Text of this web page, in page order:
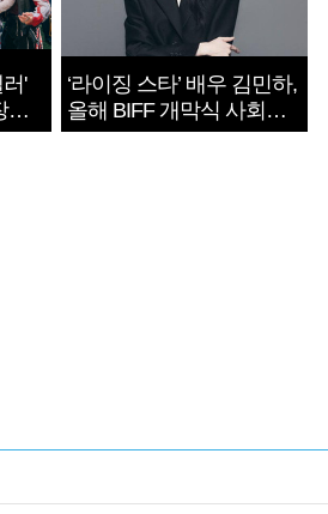
'
‘라이징 스타’ 배우 김민하,
올해 BIFF 개막식 사회자
확정